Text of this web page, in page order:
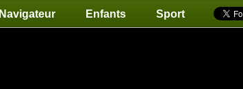
Navigateur Enfants Sport